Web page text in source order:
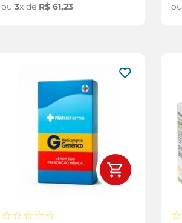
ou 3x de R$ 61,23
ou
☆☆☆☆☆ ☆